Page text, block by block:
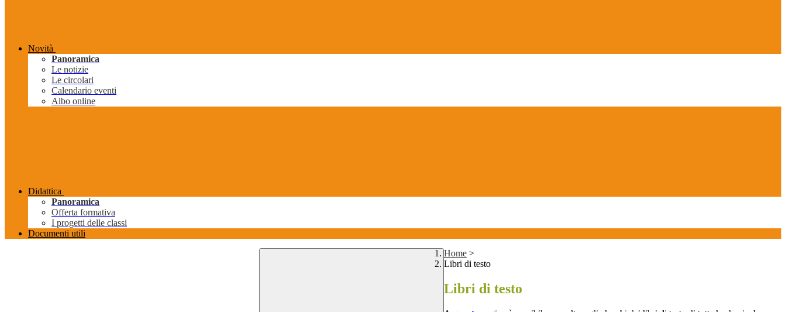
Novità
Panoramica
Le notizie
Le circolari
Calendario eventi
Albo online
Didattica
Panoramica
Offerta formativa
I progetti delle classi
Documenti utili
Home >
Libri di testo
Libri di testo